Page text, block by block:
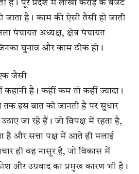
है। पूरे प्रदेश में लाखों करोड़ के बजट
जाता है। काम की ऐसी तैसी हो जाती
पंचायत अध्यक्ष, क्षेत्र पंचायत
चुनाव और काम ठीक हो।
जैसी
कहानी है। कहीं कम तो कहीं ज्यादा।
इस बात को जानती है पर सुधार
जा रहे हैं। जो विपक्ष में रहता है,
है और सत्ता पक्ष में आते ही मलाई
ही वह नासूर है, जो विकास में
और उग्रवाद का प्रमुख कारण भी है।